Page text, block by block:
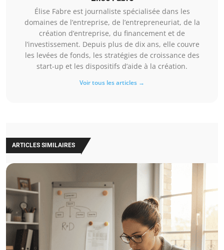
Élise Fabre est journaliste spécialisée dans les
domaines de l’entreprise, de l’entrepreneuriat, de la
création d’entreprise, du financement et de
l’investissement. Depuis plus de dix ans, elle couvre
les levées de fonds, les stratégies de croissance des
start-up et les dispositifs d’aide à la création.
Voir tous les articles →
ARTICLES SIMILAIRES